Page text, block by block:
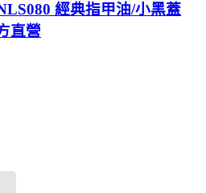
經典指甲油/小黑蓋
直營